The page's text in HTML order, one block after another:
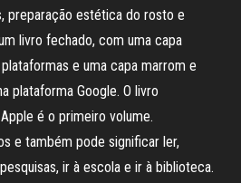
preparação estética do rosto e
livro fechado, com uma capa
e uma capa marrom e
plataforma Google. O livro
é o primeiro volume.
e também pode significar ler,
ir à escola e ir à biblioteca.